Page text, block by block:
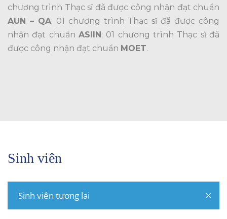
chương trình Thạc sĩ đã được công nhận đạt chuẩn
AUN – QA; 01 chương trình Thạc sĩ đã được công
nhận đạt chuẩn ASIIN; 01 chương trình Thạc sĩ đã
được công nhận đạt chuẩn MOET.
Sinh viên
Sinh viên tương lai